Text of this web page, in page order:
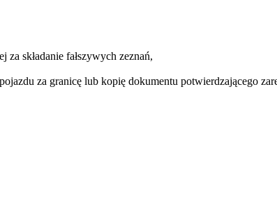
składanie fałszywych zeznań,
za granicę lub kopię dokumentu potwierdzającego